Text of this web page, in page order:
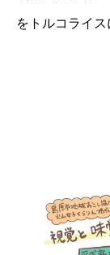
をトルコライス